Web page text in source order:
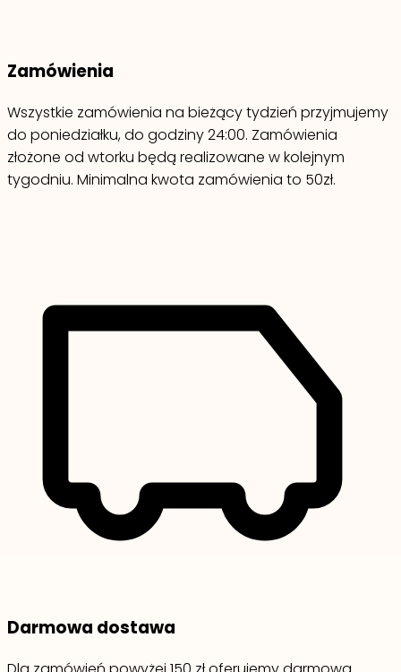
Zamówienia
Wszystkie zamówienia na bieżący tydzień przyjmujemy
do poniedziałku, do godziny 24:00. Zamówienia
złożone od wtorku będą realizowane w kolejnym
tygodniu. Minimalna kwota zamówienia to 50zł.
Darmowa dostawa